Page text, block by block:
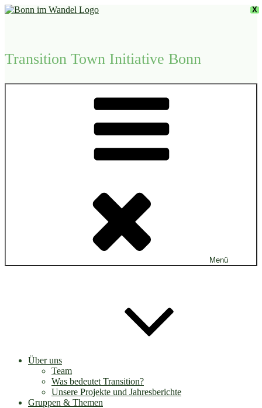
Zum
Transition Town Initiative Bonn
Menü
Über uns
Team
Was bedeutet Transition?
Unsere Projekte und Jahresberichte
Gruppen & Themen
X